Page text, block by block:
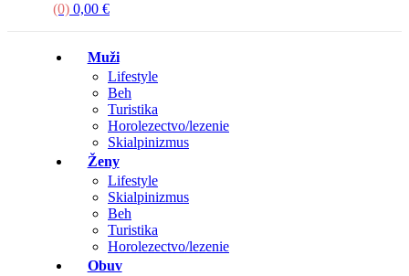
(0) 0,00 €
Muži
Lifestyle
Beh
Turistika
Horolezectvo/lezenie
Skialpinizmus
Ženy
Lifestyle
Skialpinizmus
Beh
Turistika
Horolezectvo/lezenie
Obuv